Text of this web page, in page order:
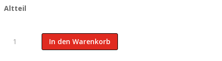
Altteil
Turbolader
In den Warenkorb